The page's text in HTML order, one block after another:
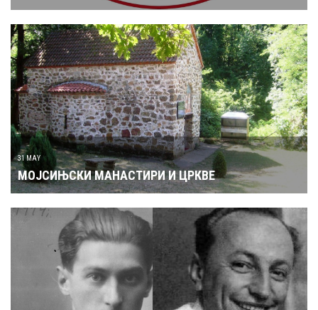
31 MAY
МОЈСИЊСКИ МАНАСТИРИ И ЦРКВЕ